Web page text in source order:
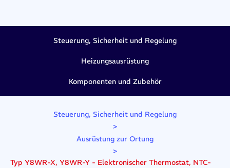
Steuerung, Sicherheit und Regelung
Heizungsausrüstung
Komponenten und Zubehör
Steuerung, Sicherheit und Regelung
>
Ausrüstung zur Ortung
>
Typ Y8WR-X, Y8WR-Y - Elektronischer Thermostat, NTC-